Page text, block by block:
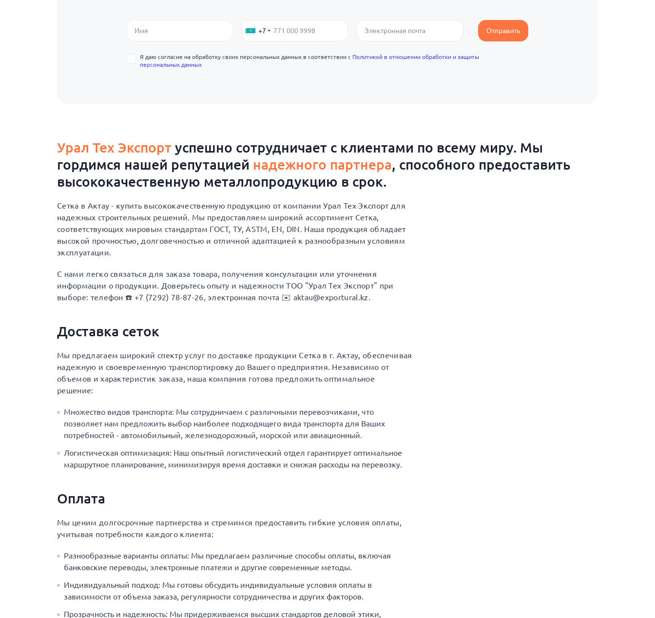
+7 Отправить
Я даю согласие на обработку своих персональных данных в соответствии с Политикой в отношении обработки и защиты
персональных данных
Урал Тех Экспорт успешно сотрудничает с клиентами по всему миру. Мы
гордимся нашей репутацией надежного партнера, способного предоставить
высококачественную металлопродукцию в срок.
Сетка в Актау - купить высококачественную продукцию от компании Урал Тех Экспорт для
надежных строительных решений. Мы предоставляем широкий ассортимент Сетка,
соответствующих мировым стандартам ГОСТ, ТУ, ASTM, EN, DIN. Наша продукция обладает
высокой прочностью, долговечностью и отличной адаптацией к разнообразным условиям
эксплуатации.
С нами легко связаться для заказа товара, получения консультации или уточнения
информации о продукции. Доверьтесь опыту и надежности ТОО "Урал Тех Экспорт" при
выборе: телефон ☎️ +7 (7292) 78-87-26, электронная почта ✉️ aktau@exportural.kz.
Доставка сеток
Мы предлагаем широкий спектр услуг по доставке продукции Сетка в г. Актау, обеспечивая
надежную и своевременную транспортировку до Вашего предприятия. Независимо от
объемов и характеристик заказа, наша компания готова предложить оптимальное
решение:
Множество видов транспорта: Мы сотрудничаем с различными перевозчиками, что
позволяет нам предложить выбор наиболее подходящего вида транспорта для Ваших
потребностей - автомобильный, железнодорожный, морской или авиационный.
Логистическая оптимизация: Наш опытный логистический отдел гарантирует оптимальное
маршрутное планирование, минимизируя время доставки и снижая расходы на перевозку.
Оплата
Мы ценим долгосрочные партнерства и стремимся предоставить гибкие условия оплаты,
учитывая потребности каждого клиента:
Разнообразные варианты оплаты: Мы предлагаем различные способы оплаты, включая
банковские переводы, электронные платежи и другие современные методы.
Индивидуальный подход: Мы готовы обсудить индивидуальные условия оплаты в
зависимости от объема заказа, регулярности сотрудничества и других факторов.
Прозрачность и надежность: Мы придерживаемся высших стандартов деловой этики,